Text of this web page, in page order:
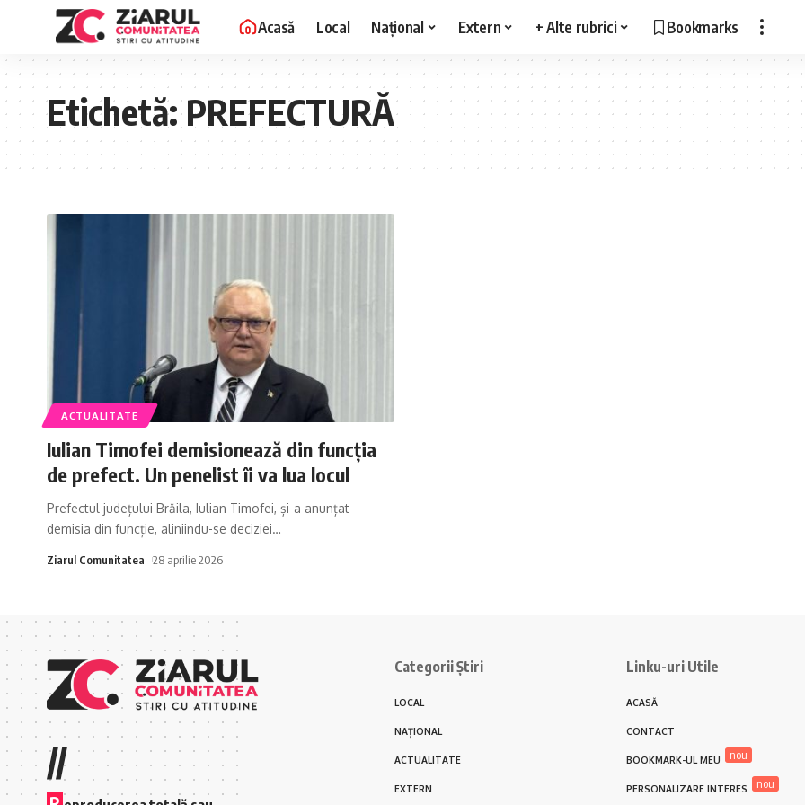
Acasă Local Național Extern + Alte rubrici Bookmarks
Etichetă:PREFECTURĂ
ACTUALITATE
Iulian Timofei demisionează din funcția
de prefect. Un penelist îi va lua locul
Prefectul județului Brăila, Iulian Timofei, și-a anunțat
demisia din funcție, aliniindu-se deciziei…
Ziarul Comunitatea 28 aprilie 2026
//
Categorii Știri
LOCAL
NAȚIONAL
ACTUALITATE
EXTERN
Linku-uri Utile
ACASĂ
CONTACT
BOOKMARK-UL MEU nou
PERSONALIZARE INTERES nou